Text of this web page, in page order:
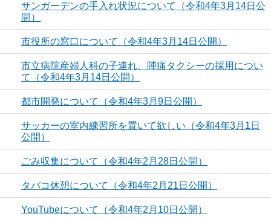
サンガーデンの手入れ状況について（令和4年3月14日公
開）
市役所の窓口について（令和4年3月14日公開）
市立病院産婦人科の子連れ、陣痛タクシーの採用につい
て（令和4年3月14日公開）
都市開発について（令和4年3月9日公開）
サッカーの室内練習所を置いて欲しい（令和4年3月1日
公開）
ごみ収集について（令和4年2月28日公開）
タバコ休憩について（令和4年2月21日公開）
YouTubeについて（令和4年2月10日公開）